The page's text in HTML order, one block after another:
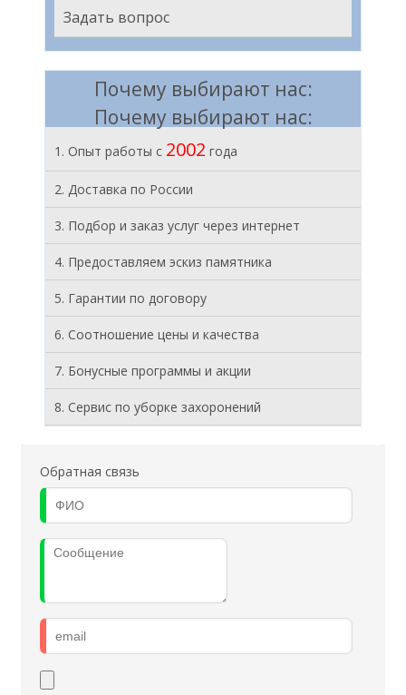
Задать вопрос
Почему выбирают нас:
Почему выбирают нас:
1. Опыт работы с 2002 года
2. Доставка по России
3. Подбор и заказ услуг через интернет
4. Предоставляем эскиз памятника
5. Гарантии по договору
6. Соотношение цены и качества
7. Бонусные программы и акции
8. Cервис по уборке захоронений
Обратная связь